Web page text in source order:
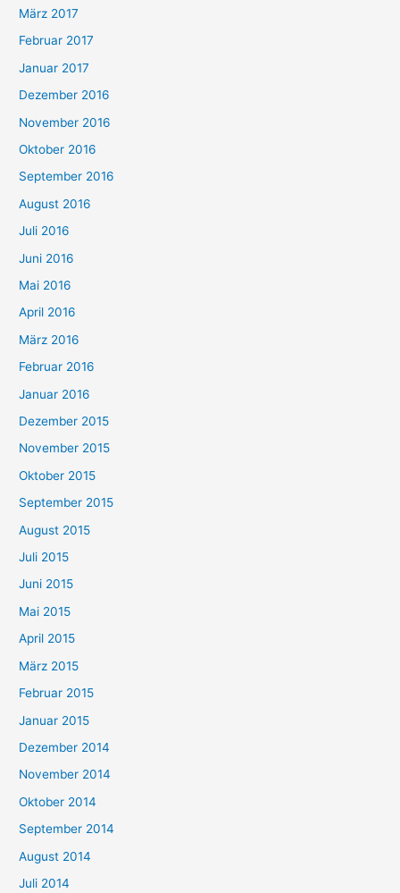
März 2017
Februar 2017
Januar 2017
Dezember 2016
November 2016
Oktober 2016
September 2016
August 2016
Juli 2016
Juni 2016
Mai 2016
April 2016
März 2016
Februar 2016
Januar 2016
Dezember 2015
November 2015
Oktober 2015
September 2015
August 2015
Juli 2015
Juni 2015
Mai 2015
April 2015
März 2015
Februar 2015
Januar 2015
Dezember 2014
November 2014
Oktober 2014
September 2014
August 2014
Juli 2014